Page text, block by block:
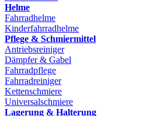
Helme
Fahrradhelme
Kinderfahrradhelme
Pflege & Schmiermittel
Antriebsreiniger
Dämpfer & Gabel
Fahrradpflege
Fahrradreiniger
Kettenschmiere
Universalschmiere
Lagerung & Halterung